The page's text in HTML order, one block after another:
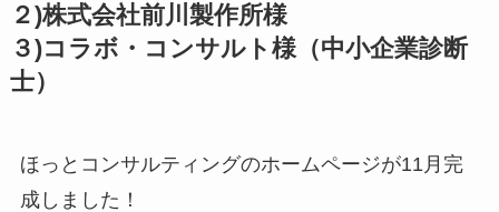
２)株式会社前川製作所様
３)コラボ・コンサルト様（中小企業診断
士）
ほっとコンサルティングのホームページが11月完
成しました！